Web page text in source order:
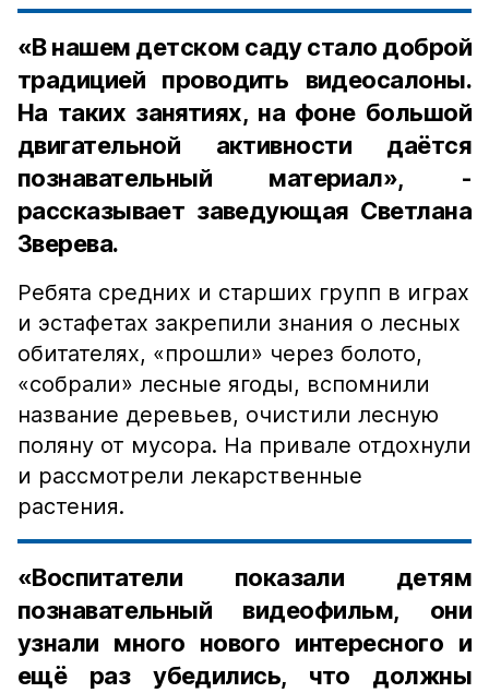
«В нашем детском саду стало доброй
традицией проводить видеосалоны.
На таких занятиях, на фоне большой
двигательной активности даётся
познавательный материал», -
рассказывает заведующая Светлана
Зверева.
Ребята средних и старших групп в играх
и эстафетах закрепили знания о лесных
обитателях, «прошли» через болото,
«собрали» лесные ягоды, вспомнили
название деревьев, очистили лесную
поляну от мусора. На привале отдохнули
и рассмотрели лекарственные
растения.
«Воспитатели показали детям
познавательный видеофильм, они
узнали много нового интересного и
ещё раз убедились, что должны